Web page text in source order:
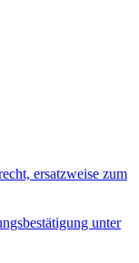
ersatzweise zum
unter